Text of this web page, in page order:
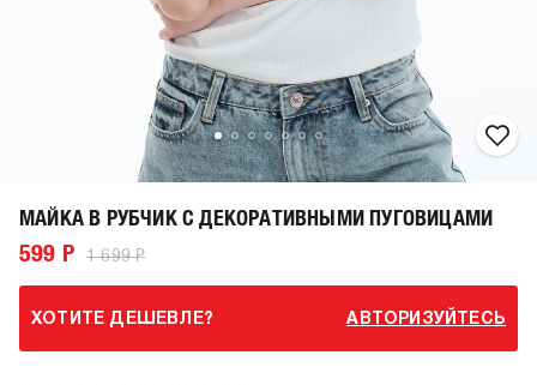
МАЙКА В РУБЧИК С ДЕКОРАТИВНЫМИ ПУГОВИЦАМИ
599 Р 1 699 Р
ХОТИТЕ ДЕШЕВЛЕ? АВТОРИЗУЙТЕСЬ